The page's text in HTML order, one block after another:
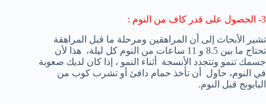
3- الحصول على قدر كاف من النوم :
تشير الأبحاث إلى أن المراهقين ومرحلة ما قبل المراهقة
تحتاج ما بين 8.5 و 11 ساعات من النوم كل ليلة، هذا لأن
جسمك تنمو وتتجدد الأنسجة أثناء النمو ، إذا كان لديك صعوبة
في النوم، حاول أن تأخذ حمام دافئ أو تشرب كوب من
البابونج قبل النوم.